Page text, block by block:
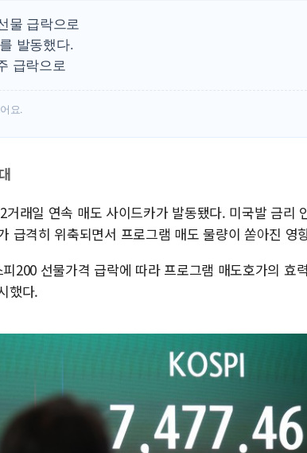
인천시 광복
병무청, 보충
홈플러스發
윤준병·이해
'호우·산사태
물 급락으로
발동했다.
급락으로
요.
래일 연속 매도 사이드카가 발동됐다. 미국발 금리
급격히 위축되면서 프로그램 매도 물량이 쏟아진 영
200 선물가격 급락에 따라 프로그램 매도호가의 효
했다.